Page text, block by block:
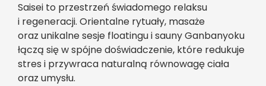
Saisei to przestrzeń świadomego relaksu
i regeneracji. Orientalne rytuały, masaże
oraz unikalne sesje floatingu i sauny Ganbanyoku
łączą się w spójne doświadczenie, które redukuje
stres i przywraca naturalną równowagę ciała
oraz umysłu.